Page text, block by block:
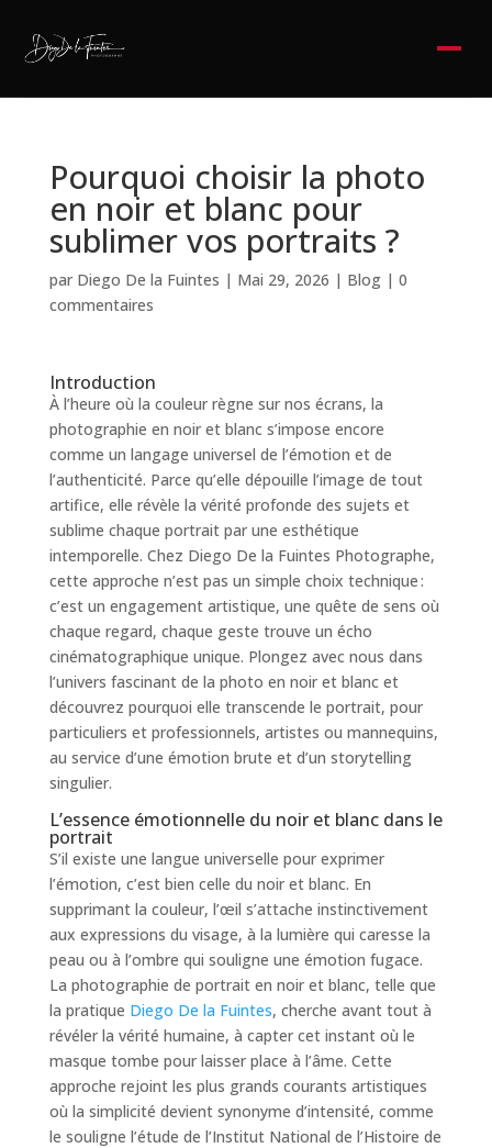
Pourquoi choisir la photo
en noir et blanc pour
sublimer vos portraits ?
par Diego De la Fuintes | Mai 29, 2026 | Blog| 0
commentaires
Introduction
À l’heure où la couleur règne sur nos écrans, la
photographie en noir et blanc s’impose encore
comme un langage universel de l’émotion et de
l’authenticité. Parce qu’elle dépouille l’image de tout
artifice, elle révèle la vérité profonde des sujets et
sublime chaque portrait par une esthétique
intemporelle. Chez Diego De la Fuintes Photographe,
cette approche n’est pas un simple choix technique :
c’est un engagement artistique, une quête de sens où
chaque regard, chaque geste trouve un écho
cinématographique unique. Plongez avec nous dans
l’univers fascinant de la photo en noir et blanc et
découvrez pourquoi elle transcende le portrait, pour
particuliers et professionnels, artistes ou mannequins,
au service d’une émotion brute et d’un storytelling
singulier.
L’essence émotionnelle du noir et blanc dans le
portrait
S’il existe une langue universelle pour exprimer
l’émotion, c’est bien celle du noir et blanc. En
supprimant la couleur, l’œil s’attache instinctivement
aux expressions du visage, à la lumière qui caresse la
peau ou à l’ombre qui souligne une émotion fugace.
La photographie de portrait en noir et blanc, telle que
la pratique Diego De la Fuintes, cherche avant tout à
révéler la vérité humaine, à capter cet instant où le
masque tombe pour laisser place à l’âme. Cette
approche rejoint les plus grands courants artistiques
où la simplicité devient synonyme d’intensité, comme
le souligne l’étude de l’Institut National de l’Histoire de